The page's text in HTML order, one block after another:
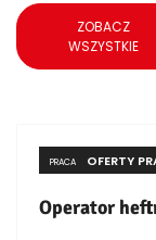
ZOBACZ
WSZYSTKIE
PRACA OFERTY
Operator